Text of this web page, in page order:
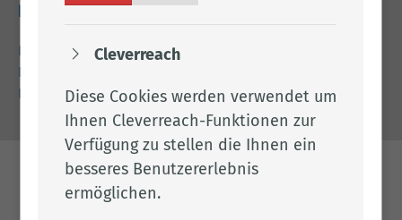
Impressum
Datenschutz
Barrierefreiheit
Cleverreach
Diese Cookies werden verwendet um
Ihnen Cleverreach-Funktionen zur
Verfügung zu stellen die Ihnen ein
besseres Benutzererlebnis
ermöglichen.